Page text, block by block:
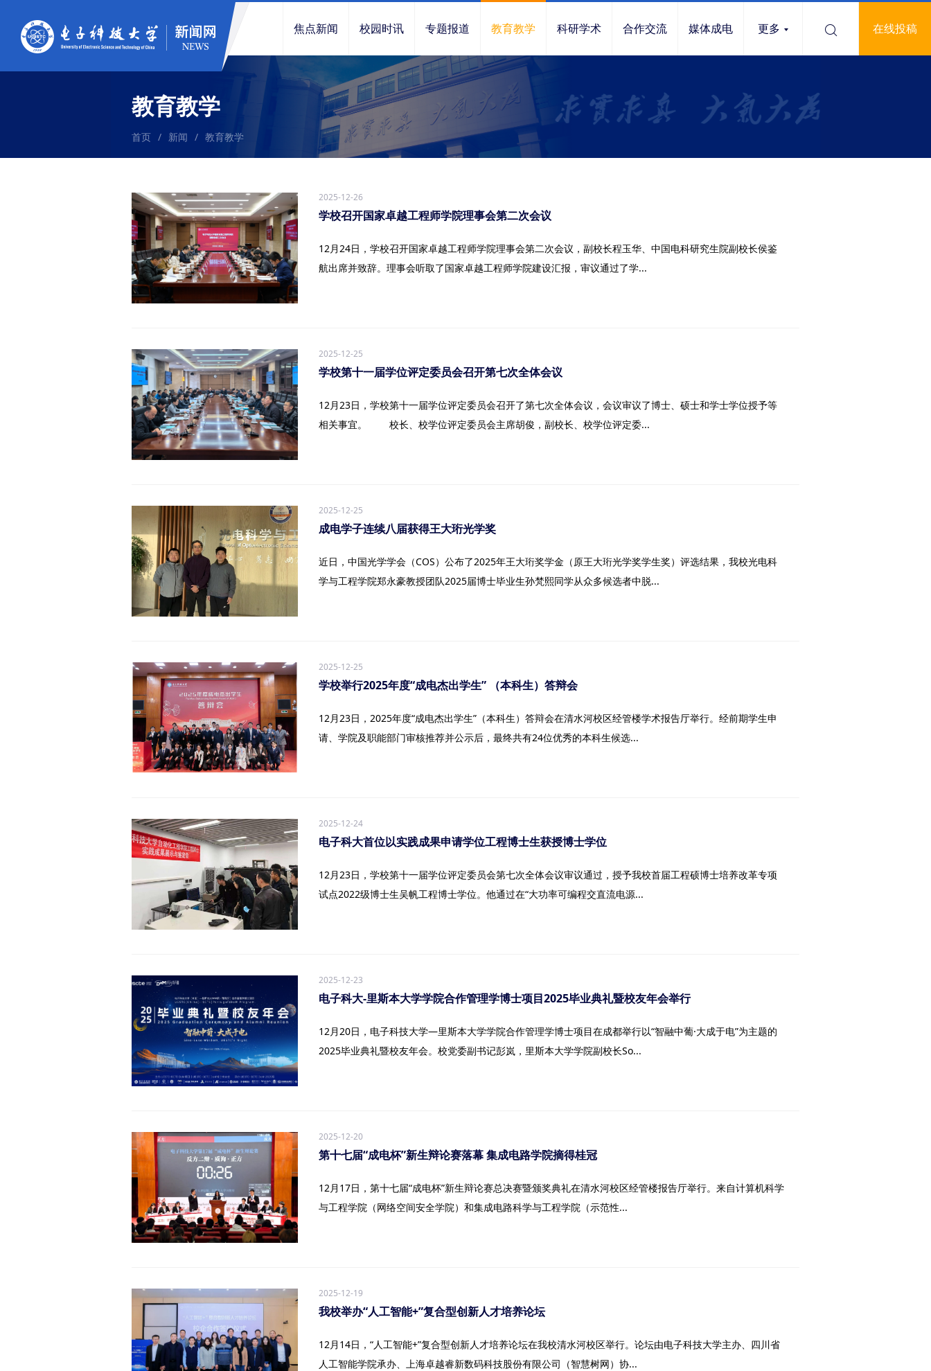
焦点新闻 校园时讯 专题报道 教育教学 科研学术 合作交流 媒体成电 更多 在线投稿
教育教学
首页 / 新闻 / 教育教学
2025-12-26
学校召开国家卓越工程师学院理事会第二次会议
12月24日，学校召开国家卓越工程师学院理事会第二次会议，副校长程玉华、中国电科研究生院副校长侯鉴
航出席并致辞。理事会听取了国家卓越工程师学院建设汇报，审议通过了学...
2025-12-25
学校第十一届学位评定委员会召开第七次全体会议
12月23日，学校第十一届学位评定委员会召开了第七次全体会议，会议审议了博士、硕士和学士学位授予等
相关事宜。 校长、校学位评定委员会主席胡俊，副校长、校学位评定委...
2025-12-25
成电学子连续八届获得王大珩光学奖
近日，中国光学学会（COS）公布了2025年王大珩奖学金（原王大珩光学奖学生奖）评选结果，我校光电科
学与工程学院郑永豪教授团队2025届博士毕业生孙梵熙同学从众多候选者中脱...
2025-12-25
学校举行2025年度“成电杰出学生” （本科生）答辩会
12月23日，2025年度“成电杰出学生”（本科生）答辩会在清水河校区经管楼学术报告厅举行。经前期学生申
请、学院及职能部门审核推荐并公示后，最终共有24位优秀的本科生候选...
2025-12-24
电子科大首位以实践成果申请学位工程博士生获授博士学位
12月23日，学校第十一届学位评定委员会第七次全体会议审议通过，授予我校首届工程硕博士培养改革专项
试点2022级博士生吴帆工程博士学位。他通过在“大功率可编程交直流电源...
2025-12-23
电子科大-里斯本大学学院合作管理学博士项目2025毕业典礼暨校友年会举行
12月20日，电子科技大学—里斯本大学学院合作管理学博士项目在成都举行以“智融中葡·大成于电”为主题的
2025毕业典礼暨校友年会。校党委副书记彭岚，里斯本大学学院副校长So...
2025-12-20
第十七届“成电杯”新生辩论赛落幕 集成电路学院摘得桂冠
12月17日，第十七届“成电杯”新生辩论赛总决赛暨颁奖典礼在清水河校区经管楼报告厅举行。来自计算机科学
与工程学院（网络空间安全学院）和集成电路科学与工程学院（示范性...
2025-12-19
我校举办“人工智能+”复合型创新人才培养论坛
12月14日，“人工智能+”复合型创新人才培养论坛在我校清水河校区举行。论坛由电子科技大学主办、四川省
人工智能学院承办、上海卓越睿新数码科技股份有限公司（智慧树网）协...